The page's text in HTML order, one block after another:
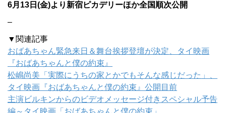
6月13日(金)より新宿ピカデリーほか全国順次公開
–
▼関連記事
おばあちゃん緊急来日＆舞台挨拶登壇が決定、タイ映画
『おばあちゃんと僕の約束』
松嶋尚美「実際にうちの家とかでもそんな感じだった」、
タイ映画『おばあちゃんと僕の約束』公開目前
主演ビルキンからのビデオメッセージ付きスペシャル予告